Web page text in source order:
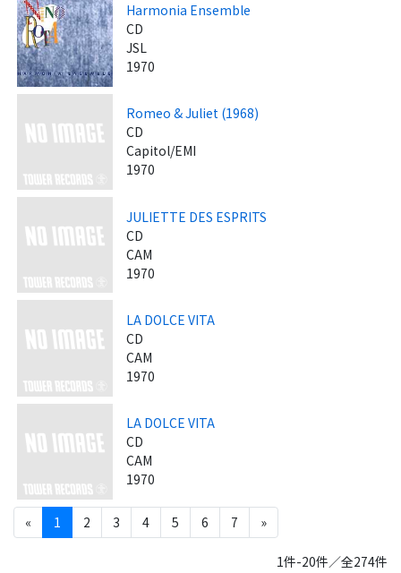
Harmonia Ensemble
CD
JSL
1970
Romeo & Juliet (1968)
CD
Capitol/EMI
1970
JULIETTE DES ESPRITS
CD
CAM
1970
LA DOLCE VITA
CD
CAM
1970
LA DOLCE VITA
CD
CAM
1970
« 1 2 3 4 5 6 7 »
1件-20件／全274件